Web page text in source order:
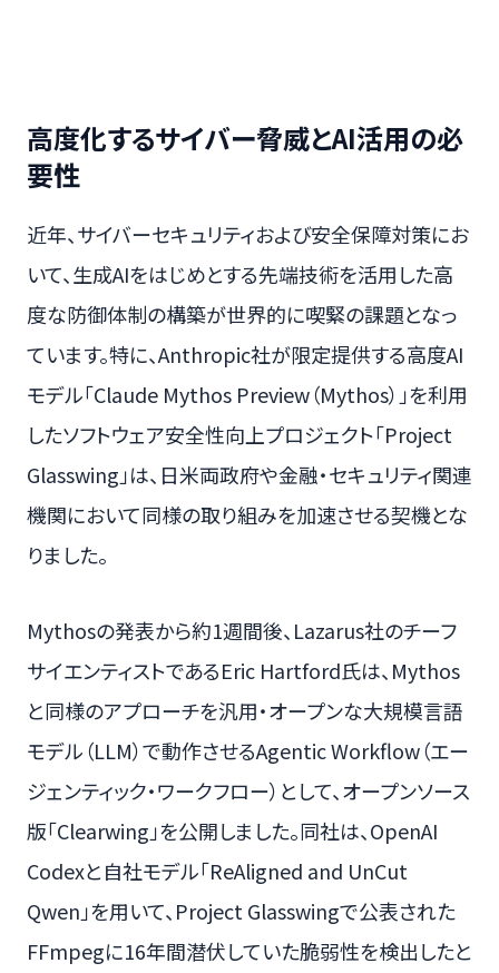
高度化するサイバー脅威とAI活用の必
要性
近年、サイバーセキュリティおよび安全保障対策にお
いて、生成AIをはじめとする先端技術を活用した高
度な防御体制の構築が世界的に喫緊の課題となっ
ています。特に、Anthropic社が限定提供する高度AI
モデル「Claude Mythos Preview（Mythos）」を利用
したソフトウェア安全性向上プロジェクト「Project
Glasswing」は、日米両政府や金融・セキュリティ関連
機関において同様の取り組みを加速させる契機とな
りました。
Mythosの発表から約1週間後、Lazarus社のチーフ
サイエンティストであるEric Hartford氏は、Mythos
と同様のアプローチを汎用・オープンな大規模言語
モデル（LLM）で動作させるAgentic Workflow（エー
ジェンティック・ワークフロー）として、オープンソース
版「Clearwing」を公開しました。同社は、OpenAI
Codexと自社モデル「ReAligned and UnCut
Qwen」を用いて、Project Glasswingで公表された
FFmpegに16年間潜伏していた脆弱性を検出したと